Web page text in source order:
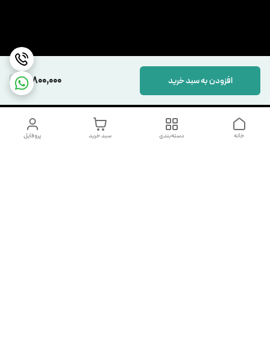
21,800,000 افزودن به سبد خرید
پروفایل سبد خرید دسته‌بندی خانه